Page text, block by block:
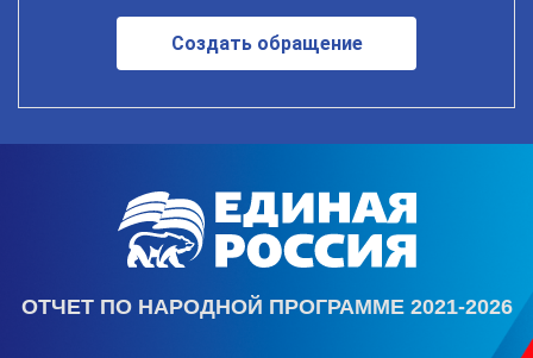
Создать обращение
ОТЧЕТ ПО НАРОДНОЙ ПРОГРАММЕ 2021-2026